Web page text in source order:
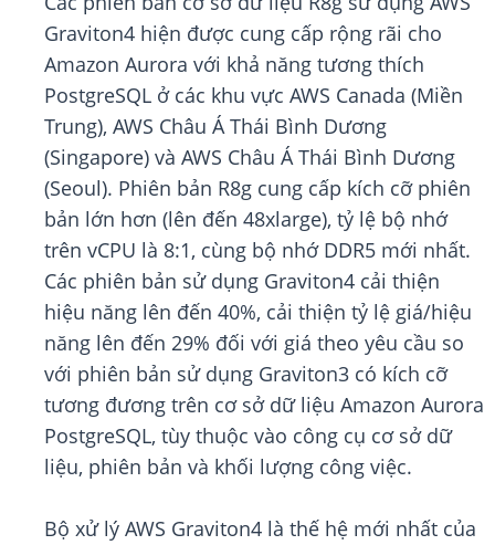
Graviton4 hiện được cung cấp rộng rãi cho
Amazon Aurora với khả năng tương thích
PostgreSQL ở các khu vực AWS Canada (Miền
Trung), AWS Châu Á Thái Bình Dương
(Singapore) và AWS Châu Á Thái Bình Dương
(Seoul). Phiên bản R8g cung cấp kích cỡ phiên
bản lớn hơn (lên đến 48xlarge), tỷ lệ bộ nhớ
trên vCPU là 8:1, cùng bộ nhớ DDR5 mới nhất.
Các phiên bản sử dụng Graviton4 cải thiện
hiệu năng lên đến 40%, cải thiện tỷ lệ giá/hiệu
năng lên đến 29% đối với giá theo yêu cầu so
với phiên bản sử dụng Graviton3 có kích cỡ
tương đương trên cơ sở dữ liệu Amazon Aurora
PostgreSQL, tùy thuộc vào công cụ cơ sở dữ
liệu, phiên bản và khối lượng công việc.
Bộ xử lý AWS Graviton4 là thế hệ mới nhất của